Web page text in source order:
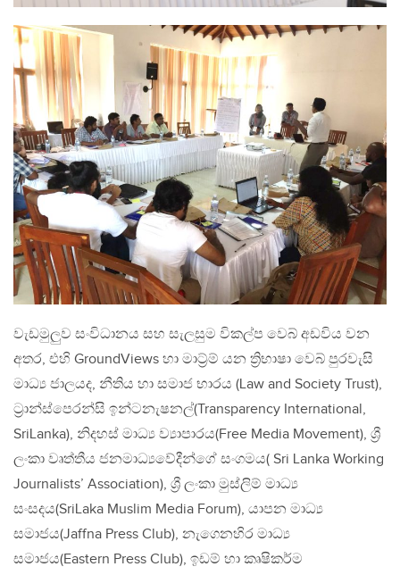
වැඩමුලුව සංවිධානය සහ සැලසුම විකල්ප වෙබ් අඩවිය වන
අතර, එහි GroundViews හා මාට්‍ර්ම් යන ත්‍රිභාෂා වෙබ් පුරවැසි
මාධ්‍ය ජාලයද, නීතිය හා සමාජ භාරය (Law and Society Trust),
ට්‍රාන්ස්පෙරන්සි ඉන්ටනැෂනල්(Transparency International,
SriLanka), නිදහස් මාධ්‍ය ව්‍යාපාරය(Free Media Movement), ශ්‍රී
ලංකා වෘත්තීය ජනමාධ්‍යවේදීන්ගේ සංගමය( Sri Lanka Working
Journalists’ Association), ශ්‍රී ලංකා මුස්ලිම් මාධ්‍ය
සංසදය(SriLaka Muslim Media Forum), යාපන මාධ්‍ය
සමාජය(Jaffna Press Club), නැගෙනහිර මාධ්‍ය
සමාජය(Eastern Press Club), ඉඩම් හා කෘෂිකර්ම